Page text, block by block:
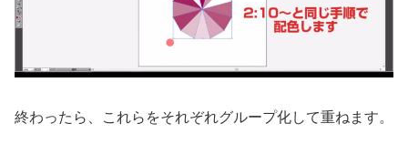
終わったら、これらをそれぞれグループ化して重ねます。